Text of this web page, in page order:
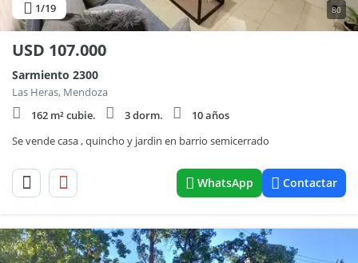
1/19 80
USD 107.000
Sarmiento 2300
Las Heras, Mendoza
162 m² cubie.
3 dorm.
10 años
Se vende casa , quincho y jardin en barrio semicerrado
WhatsApp Contactar